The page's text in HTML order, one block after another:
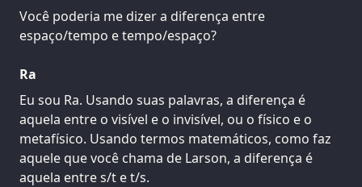
Você poderia me dizer a diferença entre
espaço/tempo e tempo/espaço?
Ra
Eu sou Ra. Usando suas palavras, a diferença é
aquela entre o visível e o invisível, ou o físico e o
metafísico. Usando termos matemáticos, como faz
aquele que você chama de Larson, a diferença é
aquela entre s/t e t/s.